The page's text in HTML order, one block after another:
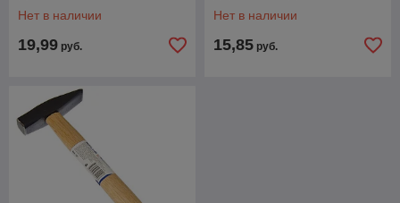
Нет в наличии
19,99 руб.
Нет в наличии
15,85 руб.